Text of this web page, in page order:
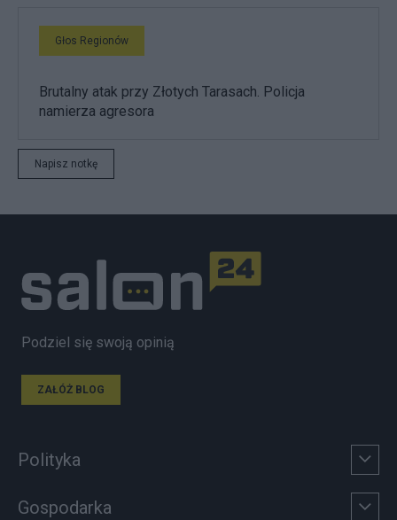
Głos Regionów
Brutalny atak przy Złotych Tarasach. Policja
namierza agresora
Napisz notkę
Podziel się swoją opinią
ZAŁÓŻ BLOG
Polityka
Gospodarka